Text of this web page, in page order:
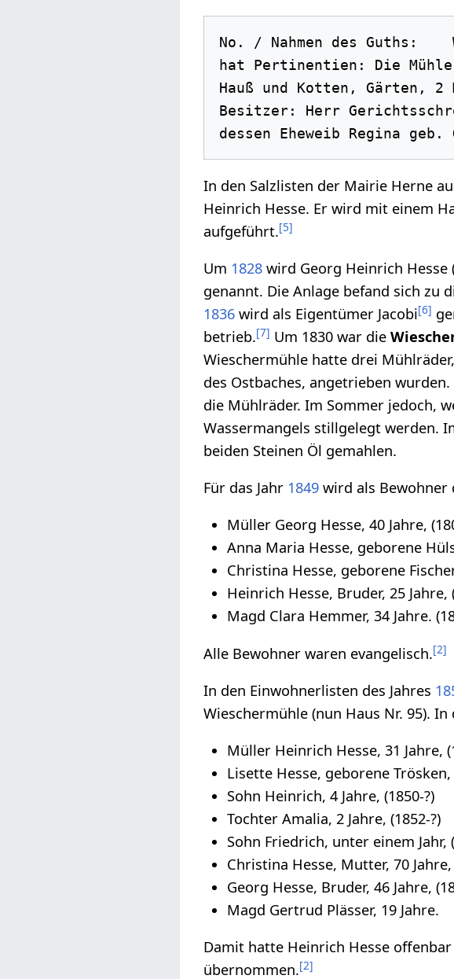
No. / Nahmen des Guths:
hat Pertinentien: Die
Hauß und Kotten, Gärten, 2
Besitzer: Herr
In den Salzlisten der Mairie Herne
Heinrich Hesse. Er wird mit einem
aufgeführt.[5]
Um 1828 wird Georg Heinrich Hesse
genannt. Die Anlage befand sich zu
1836 wird als Eigentümer Jacobi[6]
betrieb.[7] Um 1830 war die
Wieschermühle hatte drei
des Ostbaches, angetrieben
die Mühlräder. Im Sommer jedoch,
Wassermangels stillgelegt werden.
beiden Steinen Öl gemahlen.
Für das Jahr 1849 wird als Bewohner
Müller Georg Hesse, 40 Jahre,
Anna Maria Hesse, geborene
Christina Hesse, geborene
Heinrich Hesse, Bruder, 25 Jahre,
Magd Clara Hemmer, 34 Jahre.
Alle Bewohner waren evangelisch.[2]
In den Einwohnerlisten des Jahres
Wieschermühle (nun Haus Nr. 95).
Müller Heinrich Hesse, 31 Jahre,
Lisette Hesse, geborene Trösken,
Sohn Heinrich, 4 Jahre, (1850-?)
Tochter Amalia, 2 Jahre, (1852-?)
Sohn Friedrich, unter einem Jahr,
Christina Hesse, Mutter, 70 Jahre,
Georg Hesse, Bruder, 46 Jahre,
Magd Gertrud Plässer, 19 Jahre.
Damit hatte Heinrich Hesse
übernommen.[2]